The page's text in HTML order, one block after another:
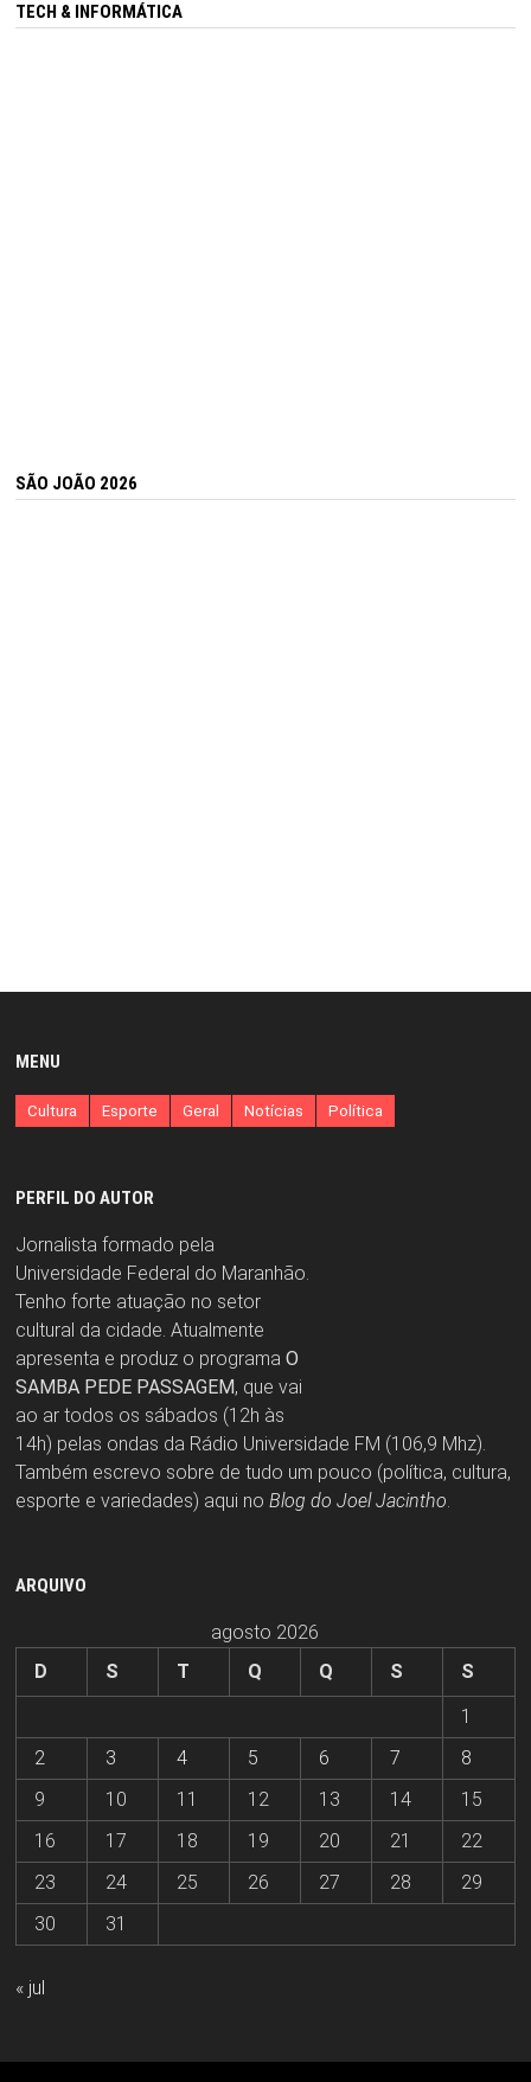
TECH & INFORMÁTICA
SÃO JOÃO 2026
MENU
Cultura Esporte Geral Notícias Política
PERFIL DO AUTOR
Jornalista formado pela
Universidade Federal do Maranhão.
Tenho forte atuação no setor
cultural da cidade. Atualmente
apresenta e produz o programa O
SAMBA PEDE PASSAGEM, que vai
ao ar todos os sábados (12h às
14h) pelas ondas da Rádio Universidade FM (106,9 Mhz).
Também escrevo sobre de tudo um pouco (política, cultura,
esporte e variedades) aqui no Blog do Joel Jacintho.
ARQUIVO
agosto 2026
D
S T Q Q S
S
1
2
3 4 5 6 7
8
9
10 11 12 13 14
15
16
17 18 19 20 21
22
23
24 25 26 27 28
29
30
31
« jul